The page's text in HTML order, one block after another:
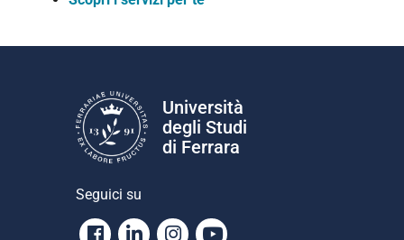
Università
degli Studi
di Ferrara
Seguici su
Facebook
LinkedinInstagram
Youtube